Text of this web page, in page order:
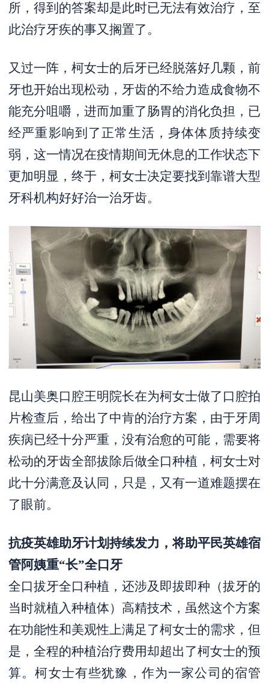
所，得到的答案却是此时已无法有效治疗，至
此治疗牙疾的事又搁置了。
又过一阵，柯女士的后牙已经脱落好几颗，前
牙也开始出现松动，牙齿的不给力造成食物不
能充分咀嚼，进而加重了肠胃的消化负担，已
经严重影响到了正常生活，身体体质持续变
弱，这一情况在疫情期间无休息的工作状态下
更加明显，终于，柯女士决定要找到靠谱大型
牙科机构好好治一治牙齿。
昆山美奥口腔王明院长在为柯女士做了口腔拍
片检查后，给出了中肯的治疗方案，由于牙周
疾病已经十分严重，没有治愈的可能，需要将
松动的牙齿全部拔除后做全口种植，柯女士对
此十分满意及认同，只是，又有一道难题摆在
了眼前。
抗疫英雄助牙计划持续发力，将助平民英雄宿
管阿姨重“长”全口牙
全口拔牙全口种植，还涉及即拔即种（拔牙的
当时就植入种植体）高精技术，虽然这个方案
在功能性和美观性上满足了柯女士的需求，但
是，全程的种植治疗费用却超出了柯女士的预
算。柯女士有些犹豫，作为一家公司的宿管